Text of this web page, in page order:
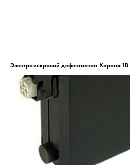
Электроискровой дефектоскоп Корона 1В